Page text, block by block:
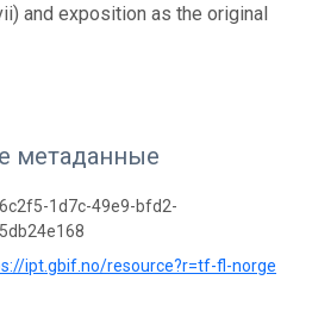
and exposition as the original
метаданные
1d7c-49e9-bfd2-
ipt.gbif.no/resource?r=tf-fl-norge